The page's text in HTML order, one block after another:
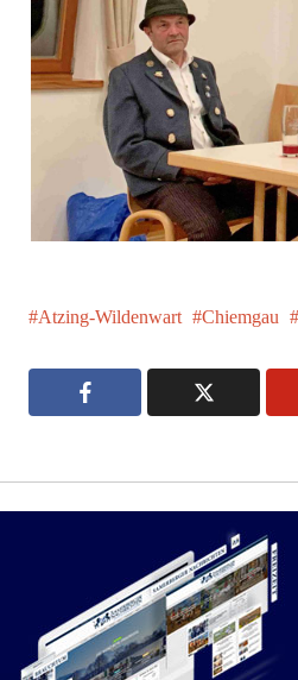
Atzing-Wildenwart Chiemgau